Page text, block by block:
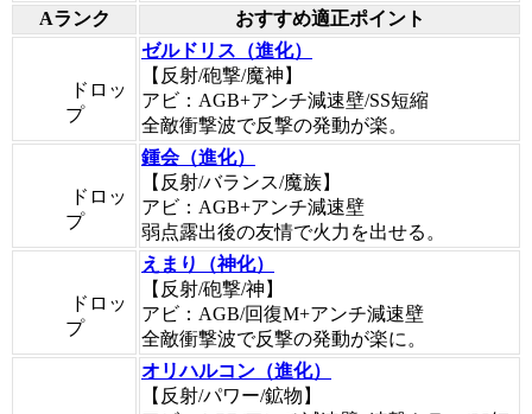
Aランク
おすすめ適正ポイント
ドロッ
プ
ゼルドリス（進化）
【反射/砲撃/魔神】
アビ：AGB+アンチ減速壁/SS短縮
全敵衝撃波で反撃の発動が楽。
ドロッ
プ
鍾会（進化）
【反射/バランス/魔族】
アビ：AGB+アンチ減速壁
弱点露出後の友情で火力を出せる。
ドロッ
プ
えまり（神化）
【反射/砲撃/神】
アビ：AGB/回復M+アンチ減速壁
全敵衝撃波で反撃の発動が楽に。
オリハルコン（進化）
【反射/パワー/鉱物】